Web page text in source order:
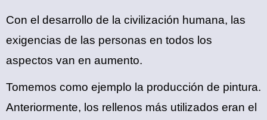
Con el desarrollo de la civilización humana, las
exigencias de las personas en todos los
aspectos van en aumento.
Tomemos como ejemplo la producción de pintura.
Anteriormente, los rellenos más utilizados eran el